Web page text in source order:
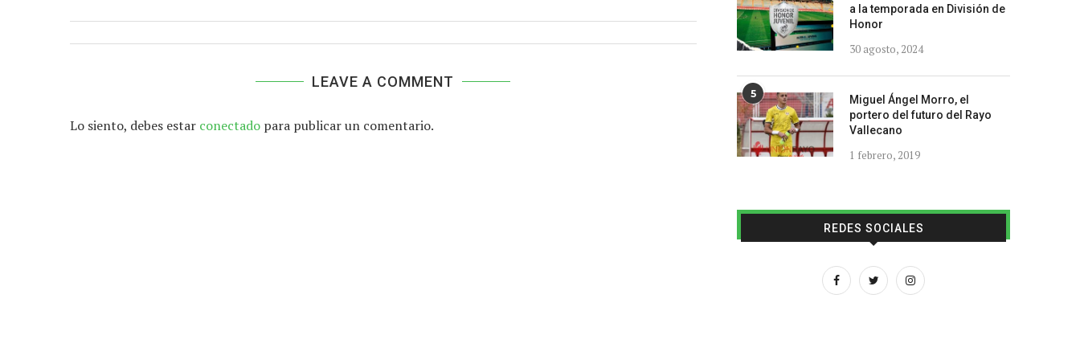
LEAVE A COMMENT
Lo siento, debes estar conectado para publicar un comentario.
a la temporada en División de
Honor
30 agosto, 2024
5
Miguel Ángel Morro, el
portero del futuro del Rayo
Vallecano
1 febrero, 2019
REDES SOCIALES